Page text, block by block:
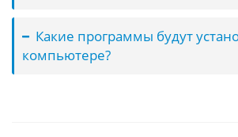
Какие программы будут
компьютере?